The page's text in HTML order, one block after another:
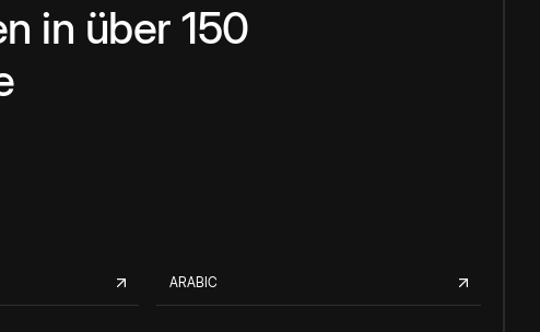
in über 150
ARABIC